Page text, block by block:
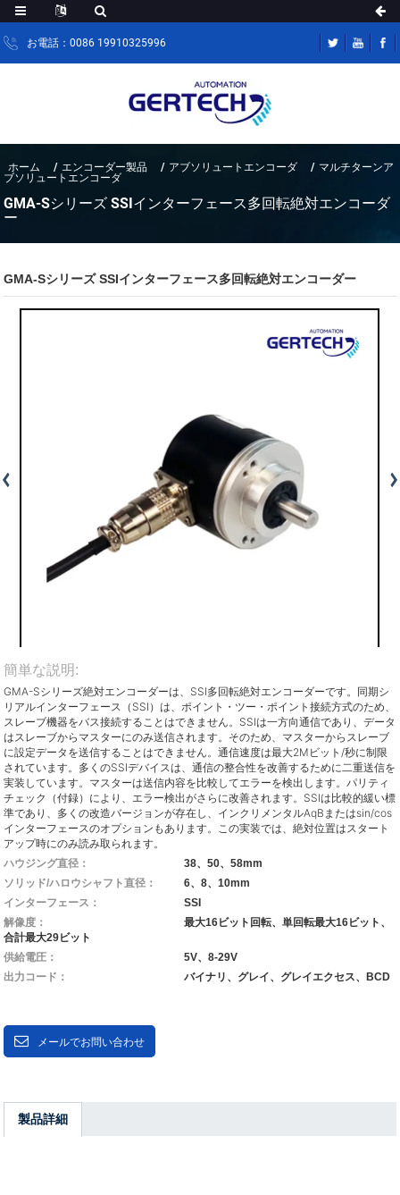
お電話：0086 19910325996
ホーム エンコーダー製品 アブソリュートエンコーダ
マルチターンア
ブソリュートエンコーダ
GMA-Sシリーズ SSIインターフェース多回転絶対エンコーダ
ー
GMA-Sシリーズ SSIインターフェース多回転絶対エンコーダー
簡単な説明:
GMA-Sシリーズ絶対エンコーダーは、SSI多回転絶対エンコーダーです。同期シ
リアルインターフェース（SSI）は、ポイント・ツー・ポイント接続方式のため、
スレーブ機器をバス接続することはできません。SSIは一方向通信であり、データ
はスレーブからマスターにのみ送信されます。そのため、マスターからスレーブ
に設定データを送信することはできません。通信速度は最大2Mビット/秒に制限
されています。多くのSSIデバイスは、通信の整合性を改善するために二重送信を
実装しています。マスターは送信内容を比較してエラーを検出します。パリティ
チェック（付録）により、エラー検出がさらに改善されます。SSIは比較的緩い標
準であり、多くの改造バージョンが存在し、インクリメンタルAqBまたはsin/cos
インターフェースのオプションもあります。この実装では、絶対位置はスタート
アップ時にのみ読み取られます。
ハウジング直径：
38、50、58mm
ソリッド/ハロウシャフト直径：
6、8、10mm
インターフェース：
SSI
解像度：
最大16ビット回転、単回転最大16ビット、
合計最大29ビット
供給電圧：
5V、8-29V
出力コード：
バイナリ、グレイ、グレイエクセス、BCD
メールでお問い合わせ
製品詳細